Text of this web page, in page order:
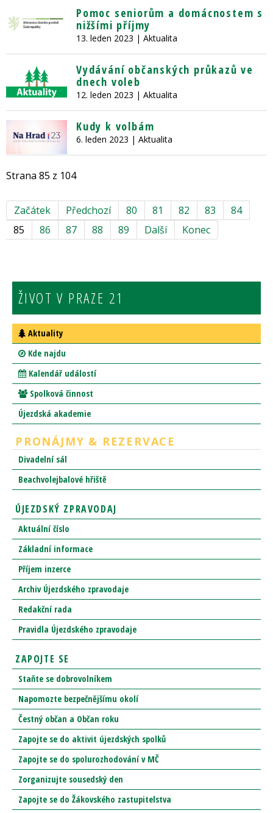
Pomoc seniorům a domácnostem s
nižšími příjmy
13. leden 2023 | Aktualita
Vydávání občanských průkazů ve
dnech voleb
12. leden 2023 | Aktualita
Kudy k volbám
6. leden 2023 | Aktualita
Strana 85 z 104
Začátek Předchozí 80 81 82 83
84
85
86 87 88 89 Další Konec
ŽIVOT V PRAZE 21
Aktuality
Kde najdu
Kalendář událostí
Spolková činnost
Újezdská akademie
PRONÁJMY & REZERVACE
Divadelní sál
Beachvolejbalové hřiště
ÚJEZDSKÝ ZPRAVODAJ
Aktuální číslo
Základní informace
Příjem inzerce
Archiv Újezdského zpravodaje
Redakční rada
Pravidla Újezdského zpravodaje
ZAPOJTE SE
Staňte se dobrovolníkem
Napomozte bezpečnějšímu okolí
Čestný občan a Občan roku
Zapojte se do aktivit újezdských spolků
Zapojte se do spolurozhodování v MČ
Zorganizujte sousedský den
Zapojte se do Žákovského zastupitelstva